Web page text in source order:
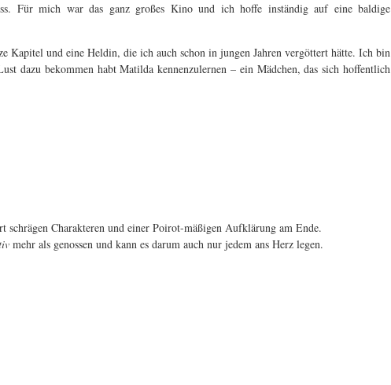
Für mich war das ganz großes Kino und ich hoffe inständig auf eine baldige
Kapitel und eine Heldin, die ich auch schon in jungen Jahren vergöttert hätte. Ich bin
dazu bekommen habt Matilda kennenzulernen – ein Mädchen, das sich hoffentlich
Charakteren und einer Poirot-mäßigen Aufklärung am Ende.
mehr als genossen und kann es darum auch nur jedem ans Herz legen.